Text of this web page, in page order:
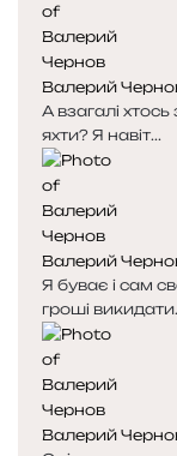
Валерий
А взагалі
яхти? Я навіт...
Валерий
Я буває і сам
гроші
Валерий